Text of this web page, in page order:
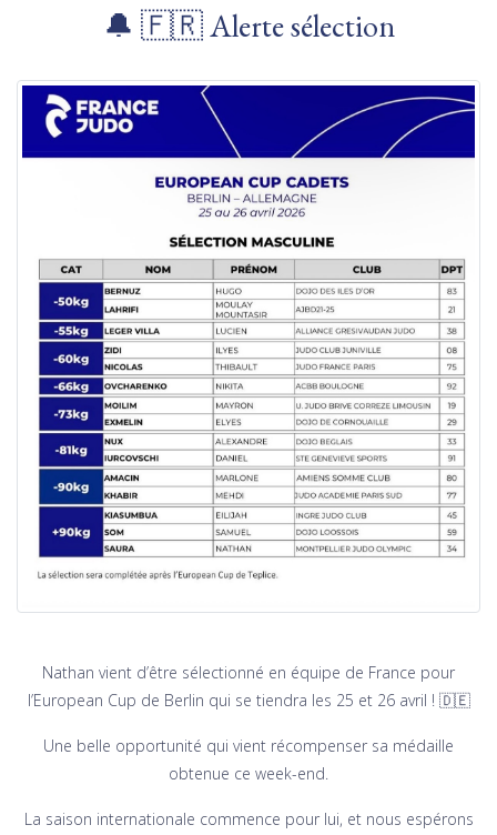
🔔 🇫🇷 Alerte sélection
Nathan vient d’être sélectionné en équipe de France pour
l’European Cup de Berlin qui se tiendra les 25 et 26 avril ! 🇩🇪
Une belle opportunité qui vient récompenser sa médaille
obtenue ce week-end.
La saison internationale commence pour lui, et nous espérons